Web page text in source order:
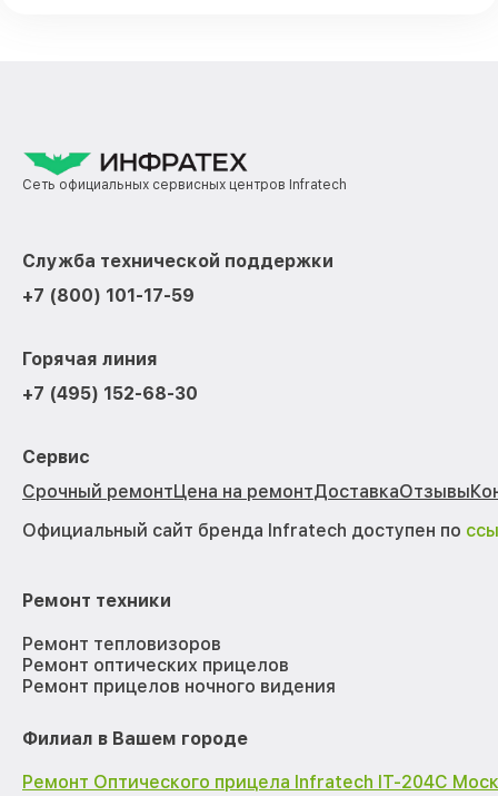
Сеть официальных сервисных центров Infratech
Служба технической поддержки
+7 (800) 101-17-59
Горячая линия
+7 (495) 152-68-30
Сервис
Срочный ремонтЦена на ремонтДоставкаОтзывы
Официальный сайт бренда Infratech доступен по
Ремонт техники
Ремонт тепловизоров
Ремонт оптических прицелов
Ремонт прицелов ночного видения
Филиал в Вашем городе
Ремонт Оптического прицела Infratech IT-204C